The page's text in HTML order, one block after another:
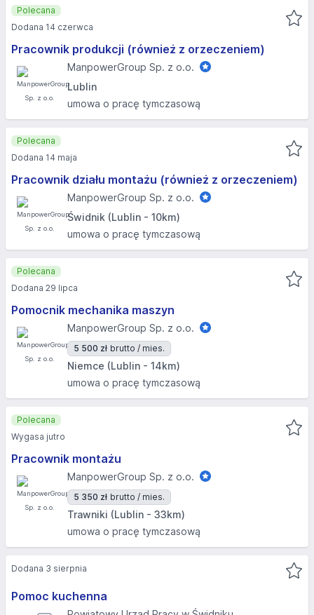
Pracownik produkcji (również z orzeczeniem)
ManpowerGroup Sp. z o.o.
Lublin
umowa o pracę tymczasową
Polecana
Dodana 14 czerwca
Pracownik działu montażu (również z orzeczeniem)
ManpowerGroup Sp. z o.o.
Świdnik (Lublin - 10km)
umowa o pracę tymczasową
Polecana
Dodana 14 maja
Pomocnik mechanika maszyn
ManpowerGroup Sp. z o.o.
5 500 zł brutto / mies.
Niemce (Lublin - 14km)
umowa o pracę tymczasową
Polecana
Dodana 29 lipca
Pracownik montażu
ManpowerGroup Sp. z o.o.
5 350 zł brutto / mies.
Trawniki (Lublin - 33km)
umowa o pracę tymczasową
Polecana
Wygasa jutro
Pomoc kuchenna
Dodana 3 sierpnia